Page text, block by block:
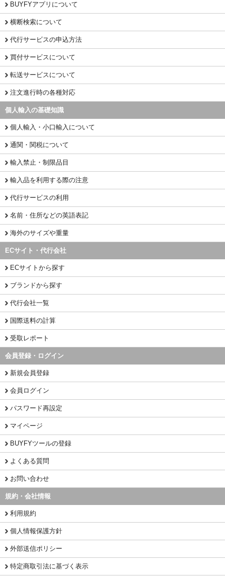
BUYFYアプリについて
横断検索について
代行サービスの申込方法
買付サービスについて
転送サービスについて
注文進行時の各種対応
個人輸入の基礎知識
個人輸入・小口輸入について
通関・関税について
輸入禁止・制限品目
輸入品を利用する際の注意
代行サービスの利用
名前・住所などの英語表記
海外のサイズや重量
ECサイト・代行会社
ECサイトから探す
ブランドから探す
代行会社一覧
国際送料の計算
受取レポート
会員登録・ログイン
新規会員登録
会員ログイン
パスワード再設定
マイページ
BUYFYツールの登録
よくある質問
お問い合わせ
規約・会社情報
利用規約
個人情報保護方針
外部送信ポリシー
特定商取引法に基づく表示